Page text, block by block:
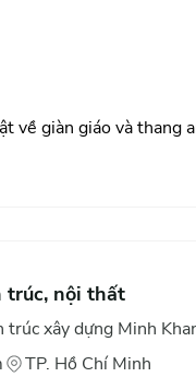
về giàn giáo và thang
trúc, nội thất
trúc xây dựng Minh
TP. Hồ Chí Minh